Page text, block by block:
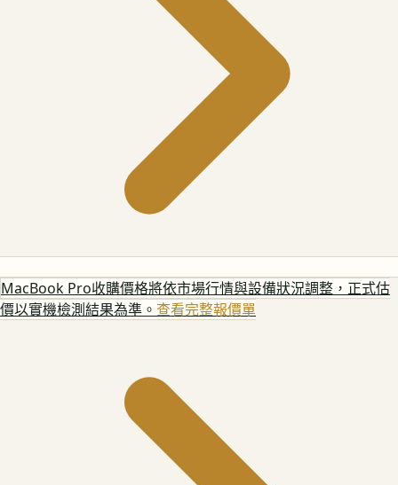
MacBook Pro收購價格將依市場行情與設備狀況調整，正式估
價以實機檢測結果為準。 查看完整報價單